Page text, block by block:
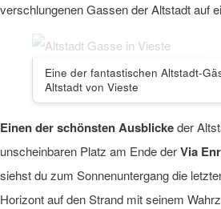
verschlungenen Gassen der Altstadt auf
Eine der fantastischen Altstadt-
Altstadt von Vieste
Einen der schönsten Ausblickeder
unscheinbaren Platz am Ende derVia
siehst du zum Sonnenuntergang die
Horizont auf den Strand mit seinem